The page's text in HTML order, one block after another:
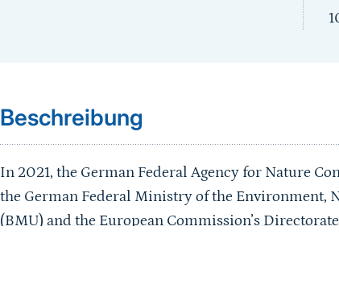
Beschreibung
In 2021, the German Federal Agency for Nature
the German Federal Ministry of the Environment,
(BMU) and the European Commission’s